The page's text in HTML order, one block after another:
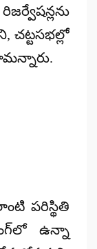
చట్టసభల్లో
పరిస్థితి
ఉన్నా